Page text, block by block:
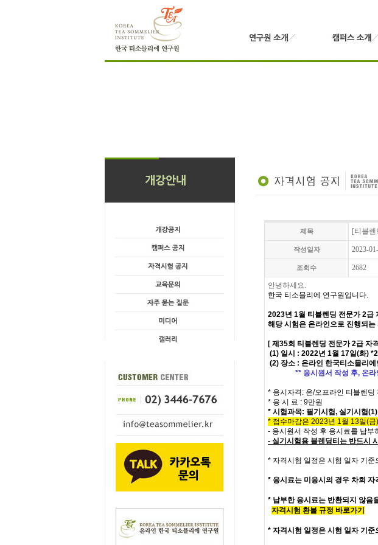
제목 [티블
작성일자 2023-
조회수 2682
안녕하세요.
한국 티소믈리에 연구원입니다.
2023년 1월 티블렌딩 전문가2급
해당 시험은 온라인으로 진행되는
[ 제35회 티블렌딩 전문가 2급 자
(1) 일시 : 2022년 1월 17일(화)
(2) 장소 : 온라인 한국티소믈리에
** 응시원서 작성 후, 온
* 응시자격: 온/오프라인 티블렌
* 응 시 료 : 9만원
* 시험과목: 필기시험, 실기시험(1)
* 접수마감은 2023년 1월 13일(
- 응시원서 작성 후 응시료를 납부
- 실기시험용 블렌딩티는 반드시
* 자격시험 일정은 시험 일자 기
* 응시료는 미응시의 경우 차회
* 납부한 응시료는 반환되지 않음
자격시험 환불 규정 바로가기
* 자격시험 일정은 시험 일자 기준